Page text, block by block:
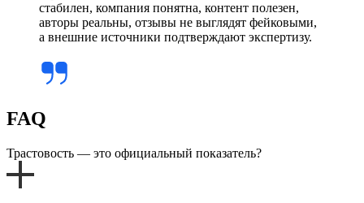
стабилен, компания понятна, контент полезен,
авторы реальны, отзывы не выглядят фейковыми,
а внешние источники подтверждают экспертизу.
FAQ
Трастовость — это официальный показатель?